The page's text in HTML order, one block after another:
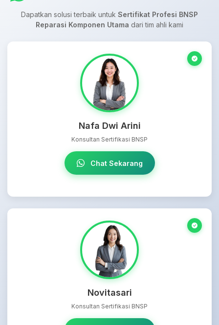
Dapatkan solusi terbaik untuk Sertifikat Profesi BNSP
Reparasi Komponen Utama dari tim ahli kami
Nafa Dwi Arini
Konsultan Sertifikasi BNSP
Chat Sekarang
Novitasari
Konsultan Sertifikasi BNSP